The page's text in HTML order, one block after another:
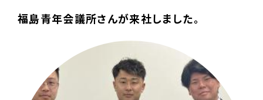
福島青年会議所さんが来社しました。